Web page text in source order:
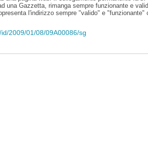
una Gazzetta, rimanga sempre funzionante e
l'indirizzo sempre "valido" e
2009/01/08/09A00086/sg